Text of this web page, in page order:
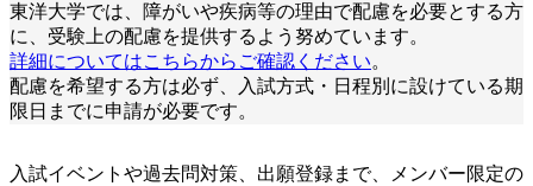
東洋大学では、障がいや疾病等の理由で配慮を必要とする方
に、受験上の配慮を提供するよう努めています。
詳細についてはこちらからご確認ください。
配慮を希望する方は必ず、入試方式・日程別に設けている期
限日までに申請が必要です。
入試イベントや過去問対策、出願登録まで、メンバー限定の